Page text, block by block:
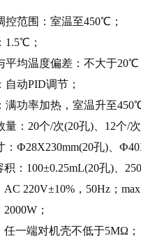
范围：室温至450℃；
；
均温度偏差：不大于20℃
动PID调节；
功率加热，室温升至450℃
：20个/次(20孔)、12个/次
Ф28Х230mm(20孔)、
：100±0.25mL(20孔)、
220V±10%，50Hz；
；
一端对机壳不低于5MΩ；